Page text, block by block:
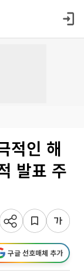
적인 해
발표 주
구글 선호매체 추가